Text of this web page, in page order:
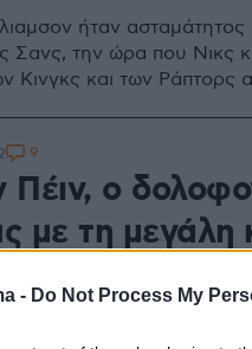
- Do Not Process My
ήταν
Σανς, την ώρα που Νικς
Κινγκς και των Ράπτορς
Πέιν, o
με τη μεγάλη
πυροβολήθηκε
9